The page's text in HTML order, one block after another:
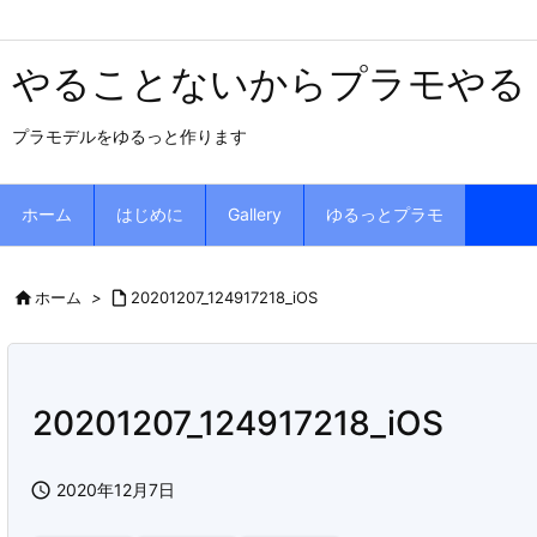
やることないからプラモやる
プラモデルをゆるっと作ります
ホーム はじめに Gallery ゆるっとプラモ
ホーム >  20201207_124917218_iOS
20201207_124917218_iOS
 2020年12月7日